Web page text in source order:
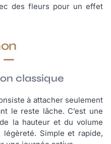
des fleurs pour un effet
classique
à attacher seulement
le reste lâche. C’est une
la hauteur et du volume
Simple et rapide,